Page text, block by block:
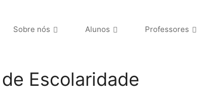
Sobre nós Alunos Professores
Escolaridade